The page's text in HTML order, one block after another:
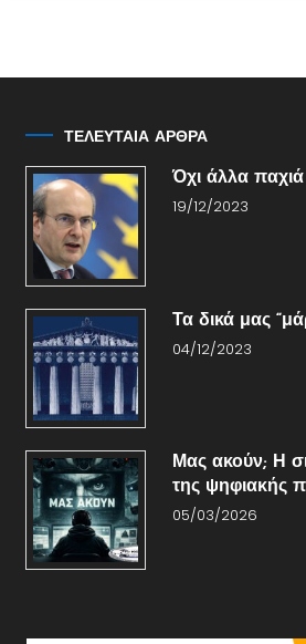
ΤΕΛΕΥΤΑΙΑ ΑΡΘΡΑ
Όχι άλλα
19/12/2023
Τα δικά μας
04/12/2023
Μας ακούν; Η
της ψηφιακής
05/03/2026